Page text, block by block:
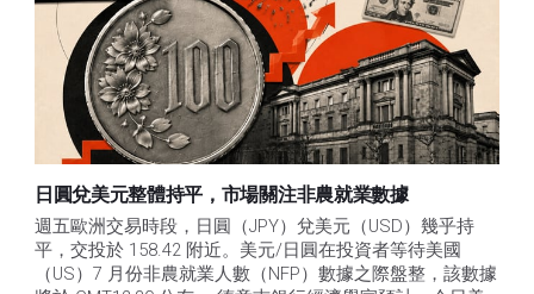
日圓兌美元整體持平，市場關注非農就業數據
週五歐洲交易時段，日圓（JPY）兌美元（USD）幾乎持
平，交投於 158.42 附近。美元/日圓在投資者等待美國
（US）7 月份非農就業人數（NFP）數據之際盤整，該數據